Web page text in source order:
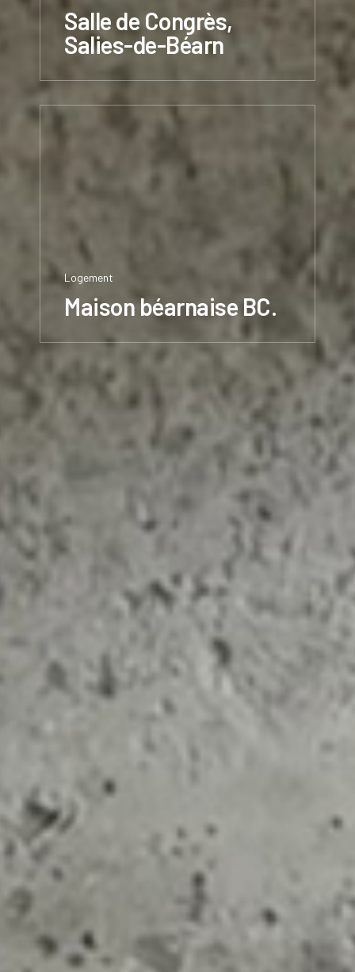
Salle de Congrès,
Salies-de-Béarn
Logement
Maison béarnaise BC.